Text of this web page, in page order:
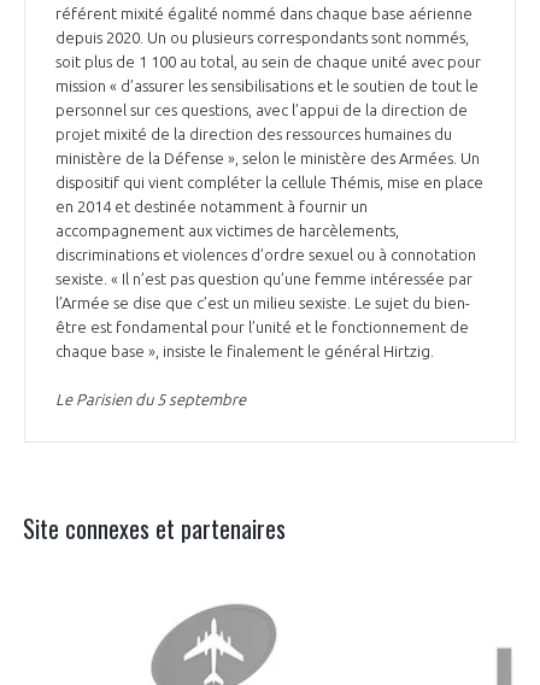
référent mixité égalité nommé dans chaque base aérienne
depuis 2020. Un ou plusieurs correspondants sont nommés,
soit plus de 1 100 au total, au sein de chaque unité avec pour
mission « d’assurer les sensibilisations et le soutien de tout le
personnel sur ces questions, avec l’appui de la direction de
projet mixité de la direction des ressources humaines du
ministère de la Défense », selon le ministère des Armées. Un
dispositif qui vient compléter la cellule Thémis, mise en place
en 2014 et destinée notamment à fournir un
accompagnement aux victimes de harcèlements,
discriminations et violences d’ordre sexuel ou à connotation
sexiste. « Il n’est pas question qu’une femme intéressée par
l’Armée se dise que c’est un milieu sexiste. Le sujet du bien-
être est fondamental pour l’unité et le fonctionnement de
chaque base », insiste le finalement le général Hirtzig.
Le Parisien du 5 septembre
Site connexes et partenaires